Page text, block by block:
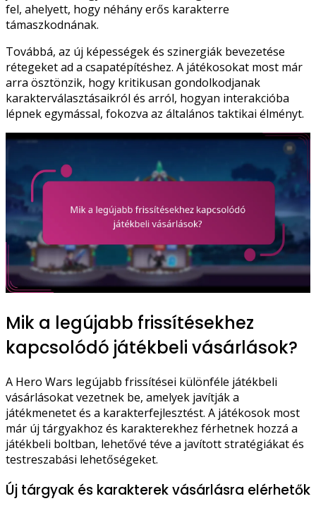
fel, ahelyett, hogy néhány erős karakterre
támaszkodnának.
Továbbá, az új képességek és szinergiák bevezetése
rétegeket ad a csapatépítéshez. A játékosokat most már
arra ösztönzik, hogy kritikusan gondolkodjanak
karakterválasztásaikról és arról, hogyan interakcióba
lépnek egymással, fokozva az általános taktikai élményt.
Mik a legújabb frissítésekhez
kapcsolódó játékbeli vásárlások?
A Hero Wars legújabb frissítései különféle játékbeli
vásárlásokat vezetnek be, amelyek javítják a
játékmenetet és a karakterfejlesztést. A játékosok most
már új tárgyakhoz és karakterekhez férhetnek hozzá a
játékbeli boltban, lehetővé téve a javított stratégiákat és
testreszabási lehetőségeket.
Új tárgyak és karakterek vásárlásra elérhetők